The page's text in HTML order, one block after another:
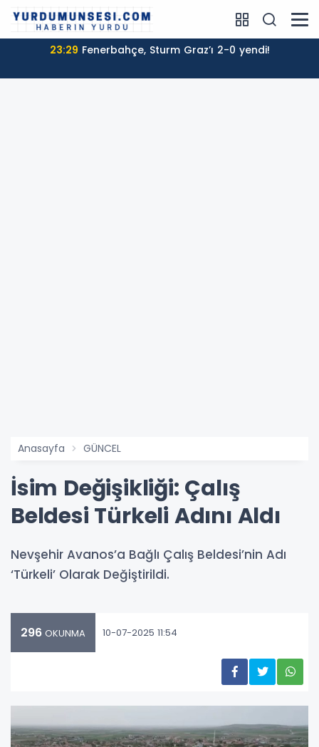
23:29 Fenerbahçe, Sturm Graz’ı 2-0 yendi!
Anasayfa GÜNCEL
İsim Değişikliği: Çalış
Beldesi Türkeli Adını Aldı
Nevşehir Avanos’a Bağlı Çalış Beldesi’nin Adı
‘Türkeli’ Olarak Değiştirildi.
296 OKUNMA 10-07-2025 11:54